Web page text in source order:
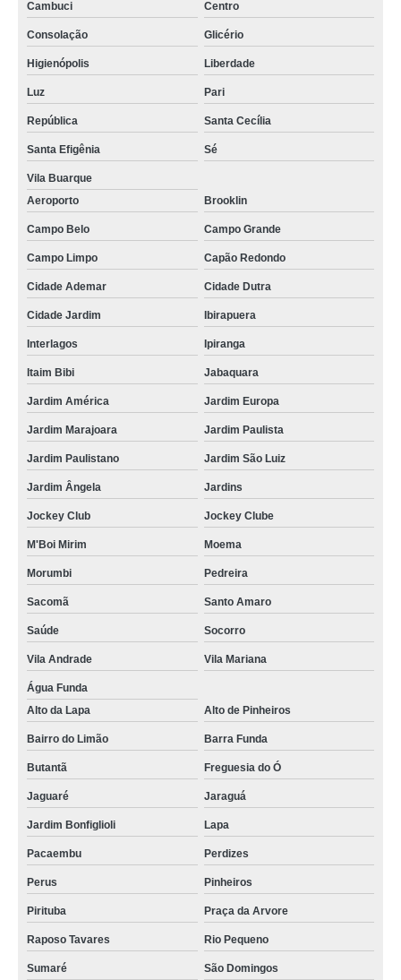
Cambuci Centro
Consolação Glicério
Higienópolis Liberdade
Luz Pari
República Santa Cecília
Santa Efigênia Sé
Vila Buarque
Aeroporto
Brooklin
Campo Belo Campo Grande
Campo Limpo Capão Redondo
Cidade Ademar Cidade Dutra
Cidade Jardim Ibirapuera
Interlagos Ipiranga
Itaim Bibi Jabaquara
Jardim América Jardim Europa
Jardim Marajoara Jardim Paulista
Jardim Paulistano Jardim São Luiz
Jardim Ângela Jardins
Jockey Club Jockey Clube
M'Boi Mirim Moema
Morumbi Pedreira
Sacomã Santo Amaro
Saúde Socorro
Vila Andrade Vila Mariana
Água Funda
Alto da Lapa
Alto de Pinheiros
Bairro do Limão Barra Funda
Butantã Freguesia do Ó
Jaguaré Jaraguá
Jardim Bonfiglioli Lapa
Pacaembu Perdizes
Perus Pinheiros
Pirituba Praça da Arvore
Raposo Tavares Rio Pequeno
Sumaré São Domingos